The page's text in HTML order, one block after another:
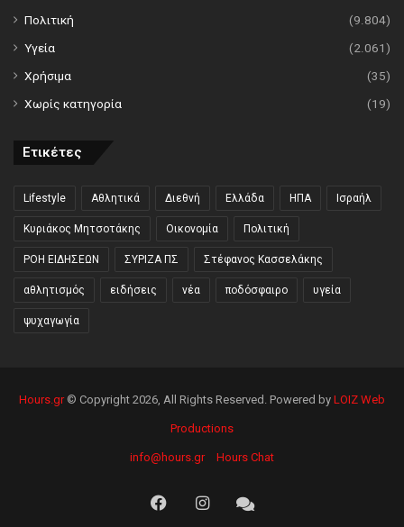
Πολιτική
(9.804)
Υγεία
(2.061)
Χρήσιμα
(35)
Χωρίς κατηγορία
(19)
Ετικέτες
Lifestyle Αθλητικά Διεθνή Ελλάδα ΗΠΑ Ισραήλ
Κυριάκος Μητσοτάκης Οικονομία Πολιτική
ΡΟΗ ΕΙΔΗΣΕΩΝ ΣΥΡΙΖΑ ΠΣ Στέφανος Κασσελάκης
αθλητισμός ειδήσεις νέα ποδόσφαιρο υγεία
ψυχαγωγία
Hours.gr© Copyright 2026, All Rights Reserved. Powered by LOIZ Web
Productions
info@hours.gr Hours Chat
FacebookInstagramHours